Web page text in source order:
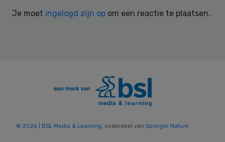
Je moet ingelogd zijn op om een reactie te plaatsen.
© 2026 | BSL Media & Learning, onderdeel van Springer Nature